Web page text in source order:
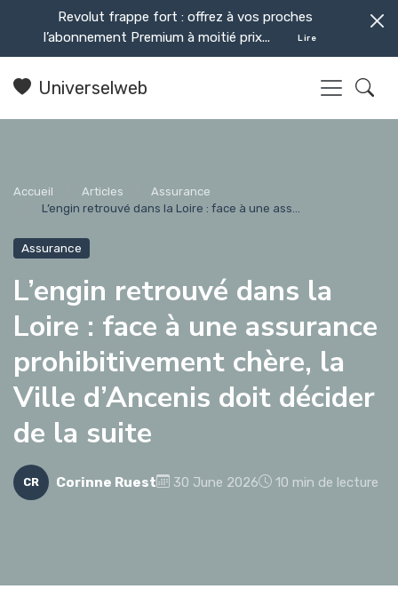
Revolut frappe fort : offrez à vos proches
l’abonnement Premium à moitié prix...
Lire
Universelweb
Accueil Articles
Assurance
L’engin retrouvé dans la Loire : face à une ass...
Assurance
L’engin retrouvé dans la
Loire : face à une assurance
prohibitivement chère, la
Ville d’Ancenis doit décider
de la suite
CR Corinne Ruest 30 June 2026 10 min de lecture